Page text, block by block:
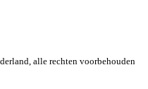
alle rechten voorbehouden